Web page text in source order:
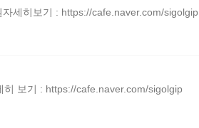
세히보기 : https://cafe.naver.com/sigolgip
보기 : https://cafe.naver.com/sigolgip